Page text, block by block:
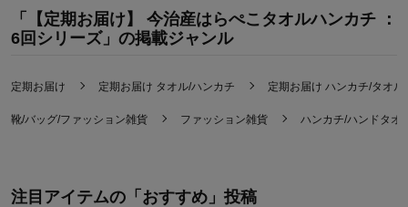
「【定期お届け】 今治産はらぺこタオルハンカチ ：
6回シリーズ」の掲載ジャンル
定期お届け 定期お届け タオル/ハンカチ 定期お届け ハンカチ/タオル
靴/バッグ/ファッション雑貨 ファッション雑貨 ハンカチ/ハンドタオ
注目アイテムの「おすすめ」投稿